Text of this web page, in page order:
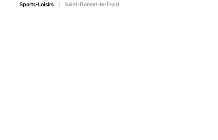
Sports-Loisirs Saint-Bonnet-le-Froid